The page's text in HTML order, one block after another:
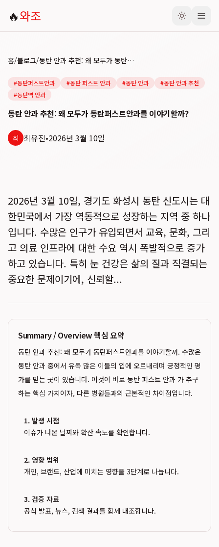
🔥와조
홈/블로그/ 동탄 안과 추천: 왜 모두가 동탄퍼스트안과를 이야기할까?
#동탄퍼스트안과 #동탄 퍼스트 안과 #동탄 안과 #동탄 안과 추천
#동탄역 안과
동탄 안과 추천: 왜 모두가 동탄퍼스트안과를 이야기할까?
최 최유진•2026년 3월 10일
2026년 3월 10일, 경기도 화성시 동탄 신도시는 대
한민국에서 가장 역동적으로 성장하는 지역 중 하나
입니다. 수많은 인구가 유입되면서 교육, 문화, 그리
고 의료 인프라에 대한 수요 역시 폭발적으로 증가
하고 있습니다. 특히 눈 건강은 삶의 질과 직결되는
중요한 문제이기에, 신뢰할...
Summary / Overview 핵심 요약
동탄 안과 추천: 왜 모두가 동탄퍼스트안과를 이야기할까. 수많은
동탄 안과 중에서 유독 많은 이들의 입에 오르내리며 긍정적인 평
가를 받는 곳이 있습니다. 이것이 바로 동탄 퍼스트 안과 가 추구
하는 핵심 가치이자, 다른 병원들과의 근본적인 차이점입니다.
1. 발생 시점
이슈가 나온 날짜와 확산 속도를 확인합니다.
2. 영향 범위
개인, 브랜드, 산업에 미치는 영향을 3단계로 나눕니다.
3. 검증 자료
공식 발표, 뉴스, 검색 결과를 함께 대조합니다.